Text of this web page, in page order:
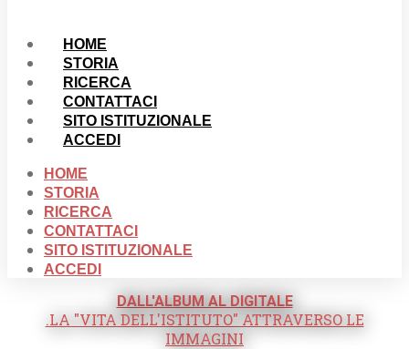
HOME
STORIA
RICERCA
CONTATTACI
SITO ISTITUZIONALE
ACCEDI
HOME
STORIA
RICERCA
CONTATTACI
SITO ISTITUZIONALE
ACCEDI
DALL'ALBUM AL DIGITALE
.LA "VITA DELL'ISTITUTO" ATTRAVERSO LE
IMMAGINI